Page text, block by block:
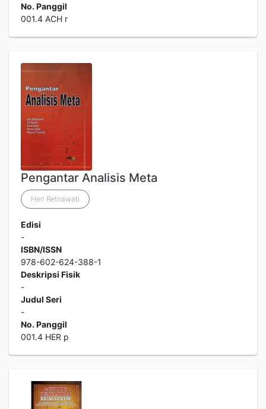
No. Panggil
001.4 ACH r
Pengantar Analisis Meta
Heri Retnawati
Edisi
-
ISBN/ISSN
978-602-624-388-1
Deskripsi Fisik
-
Judul Seri
-
No. Panggil
001.4 HER p